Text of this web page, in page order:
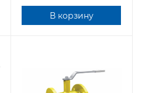
В корзину